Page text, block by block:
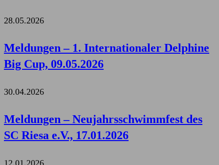
28.05.2026
Meldungen – 1. Internationaler Delphine
Big Cup, 09.05.2026
30.04.2026
Meldungen – Neujahrsschwimmfest des
SC Riesa e.V., 17.01.2026